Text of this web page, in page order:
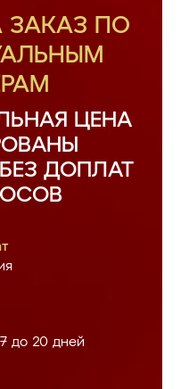
ЗАКАЗ ПО
ЦЕНА
ДОПЛАТ
до 20 дней